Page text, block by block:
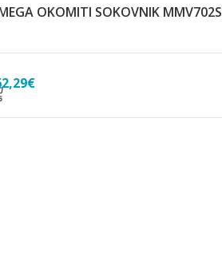
€
OKOMITI SOKOVNIK MMV702S